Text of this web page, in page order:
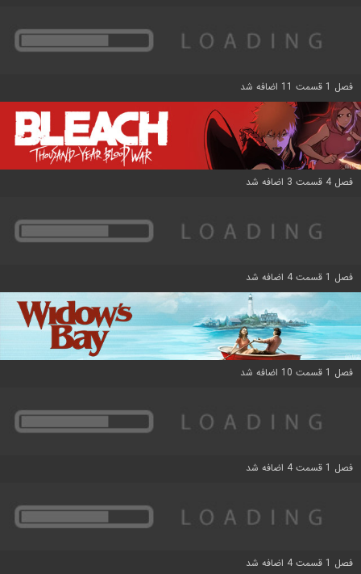
فصل 1 قسمت 11 اضافه شد
فصل 4 قسمت 3 اضافه شد
فصل 1 قسمت 4 اضافه شد
فصل 1 قسمت 10 اضافه شد
فصل 1 قسمت 4 اضافه شد
فصل 1 قسمت 4 اضافه شد